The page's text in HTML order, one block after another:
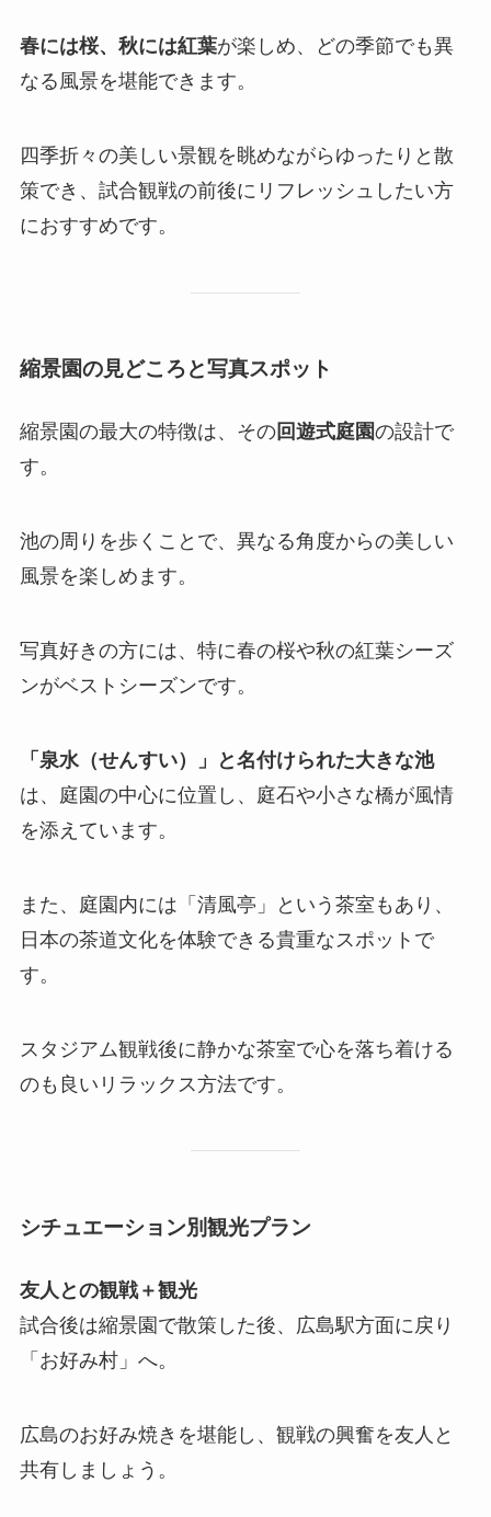
春には桜、秋には紅葉が楽しめ、どの季節でも異
なる風景を堪能できます。
四季折々の美しい景観を眺めながらゆったりと散
策でき、試合観戦の前後にリフレッシュしたい方
におすすめです。
縮景園の見どころと写真スポット
縮景園の最大の特徴は、その回遊式庭園の設計で
す。
池の周りを歩くことで、異なる角度からの美しい
風景を楽しめます。
写真好きの方には、特に春の桜や秋の紅葉シーズ
ンがベストシーズンです。
「泉水（せんすい）」と名付けられた大きな池
は、庭園の中心に位置し、庭石や小さな橋が風情
を添えています。
また、庭園内には「清風亭」という茶室もあり、
日本の茶道文化を体験できる貴重なスポットで
す。
スタジアム観戦後に静かな茶室で心を落ち着ける
のも良いリラックス方法です。
シチュエーション別観光プラン
友人との観戦＋観光
試合後は縮景園で散策した後、広島駅方面に戻り
「お好み村」へ。
広島のお好み焼きを堪能し、観戦の興奮を友人と
共有しましょう。